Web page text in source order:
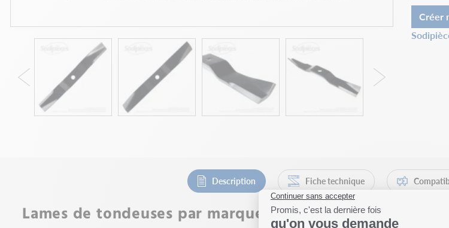
Créer
Description Fiche technique
Lames de tondeuses par marque : trouvez rapidement